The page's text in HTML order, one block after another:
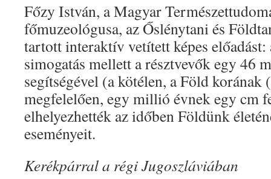
Főzy István, a Magyar
főmuzeológusa, az Őslénytani és
tartott interaktív vetített képes előadást:
simogatás mellett a résztvevők egy 46
segítségével (a kötélen, a Föld
megfelelően, egy millió évnek egy cm
elhelyezhették az időben Földünk
eseményeit.
Kerékpárral a régi Jugoszláviában